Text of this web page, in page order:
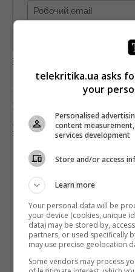
Предоставлено SendPulse
загрузка...
Попередня стаття
«ДОНБАС»
«ОСКАРІ»
ДЖЕННІФЕР
telekritika.ua asks
your
Personalised
content
services development
Store and/or access
Learn more
Your personal data will be
your device (cookies, unique
data) may be stored by,
partners, or used specifically
may use precise geolocation
Some vendors may process